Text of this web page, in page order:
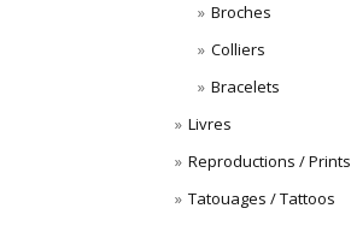
Broches
Colliers
Bracelets
Livres
Reproductions / Prints
Tatouages / Tattoos